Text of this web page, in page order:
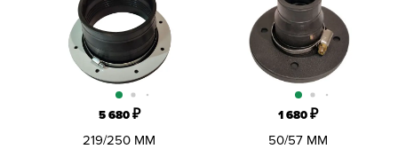
5 680₽
219/250 ММ
1 680₽
50/57 ММ